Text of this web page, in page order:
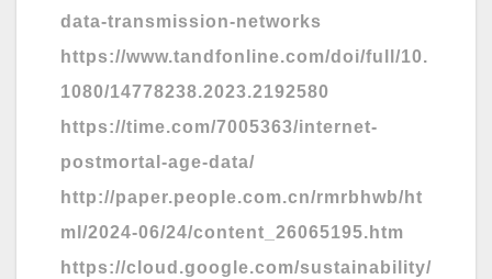
data-transmission-networks
https://www.tandfonline.com/doi/full/10.
1080/14778238.2023.2192580
https://time.com/7005363/internet-
postmortal-age-data/
http://paper.people.com.cn/rmrbhwb/ht
ml/2024-06/24/content_26065195.htm
https://cloud.google.com/sustainability/